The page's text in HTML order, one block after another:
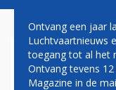
Ontvang een jaar
Luchtvaartnieuws
toegang tot al het
Ontvang tevens
Magazine in de